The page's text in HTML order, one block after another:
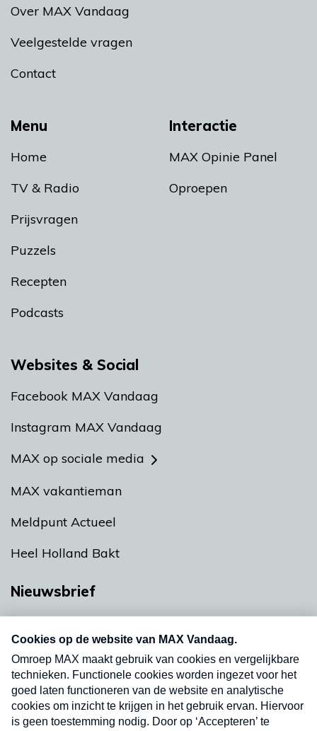
Menu
Home
TV & Radio
Prijsvragen
Puzzels
Recepten
Podcasts
Interactie
MAX Opinie Panel
Oproepen
Over MAX Vandaag
Veelgestelde vragen
Contact
Websites & Social
Facebook MAX Vandaag
Instagram MAX Vandaag
MAX op sociale media
MAX vakantieman
Meldpunt Actueel
Heel Holland Bakt
Nieuwsbrief
nieuwsbrief. Elke vrijdag- en dinsdagochtend in
uw mailbox.
Verzend